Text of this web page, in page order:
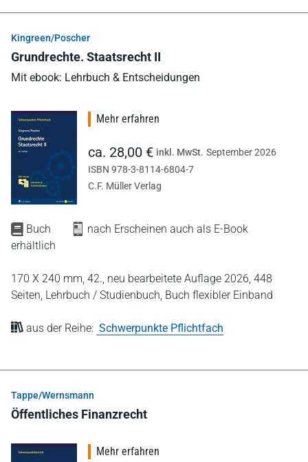
Kingreen/Poscher
Grundrechte. Staatsrecht II
Mit ebook: Lehrbuch & Entscheidungen
Buch
nach Erscheinen auch als E-Book
erhältlich
170 X 240 mm, 42., neu bearbeitete Auflage 2026, 448
Seiten, Lehrbuch / Studienbuch, Buch flexibler Einband
aus der Reihe: Schwerpunkte Pflichtfach
Mehr erfahren
ca. 28,00 € inkl. MwSt. September 2026
ISBN 978-3-8114-6804-7
C.F. Müller Verlag
Tappe/Wernsmann
Öffentliches Finanzrecht
Mehr erfahren